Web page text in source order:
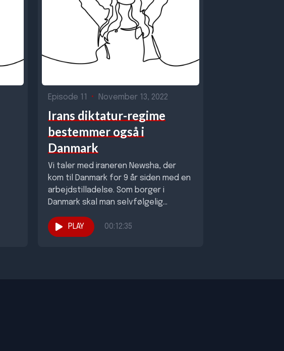
Episode 11 • November 13, 2022
Irans diktatur-regime
bestemmer også i
Danmark
Vi taler med iraneren Newsha, der
kom til Danmark for 9 år siden med en
arbejdstilladelse. Som borger i
Danmark skal man selvfølgelig
PLAY
00:12:35